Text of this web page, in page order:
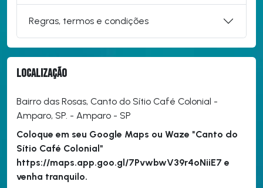
Regras, termos e condições
Localização
Bairro das Rosas, Canto do Sítio Café Colonial -
Amparo, SP. - Amparo - SP
Coloque em seu Google Maps ou Waze "Canto do
Sítio Café Colonial"
https://maps.app.goo.gl/7PvwbwV39r4oNiiE7 e
venha tranquilo.